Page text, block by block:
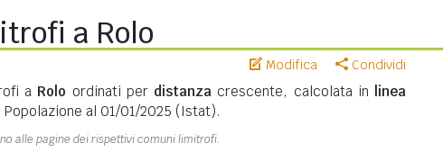
a Rolo
Modifica Condividi
a Rolo ordinati per distanza crescente, calcolata in
linea
al 01/01/2025 (Istat).
alle pagine dei rispettivi comuni limitrofi.